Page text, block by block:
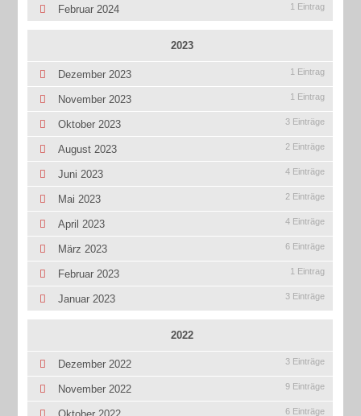
Februar 2024 1 Eintrag
2023
Dezember 2023 1 Eintrag
November 2023 1 Eintrag
Oktober 2023 3 Einträge
August 2023 2 Einträge
Juni 2023 4 Einträge
Mai 2023 2 Einträge
April 2023 4 Einträge
März 2023 6 Einträge
Februar 2023 1 Eintrag
Januar 2023 3 Einträge
2022
Dezember 2022 3 Einträge
November 2022 9 Einträge
6 Einträge